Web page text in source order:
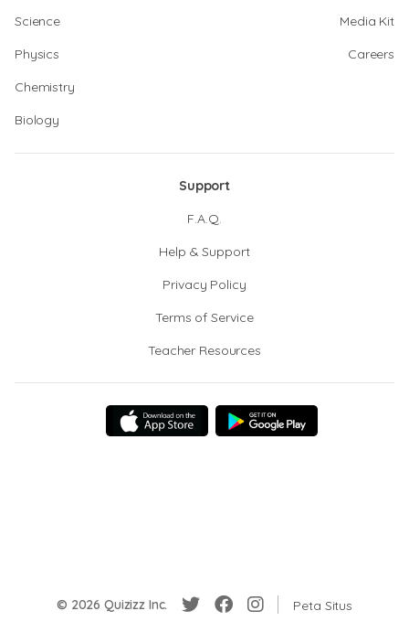
Science
Physics
Chemistry
Biology
Media Kit
Careers
Support
F.A.Q.
Help & Support
Privacy Policy
Terms of Service
Teacher Resources
© 2026 Quizizz Inc. Peta Situs